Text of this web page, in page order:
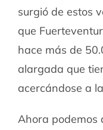
surgió de estos
que
hace más de
alargada que
acercándose a
Ahora podemos